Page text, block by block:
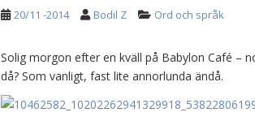
20/11 -2014 Bodil Z Ord och språk
Solig morgon efter en kväll på Babylon Café –
då? Som vanligt, fast lite annorlunda ändå.